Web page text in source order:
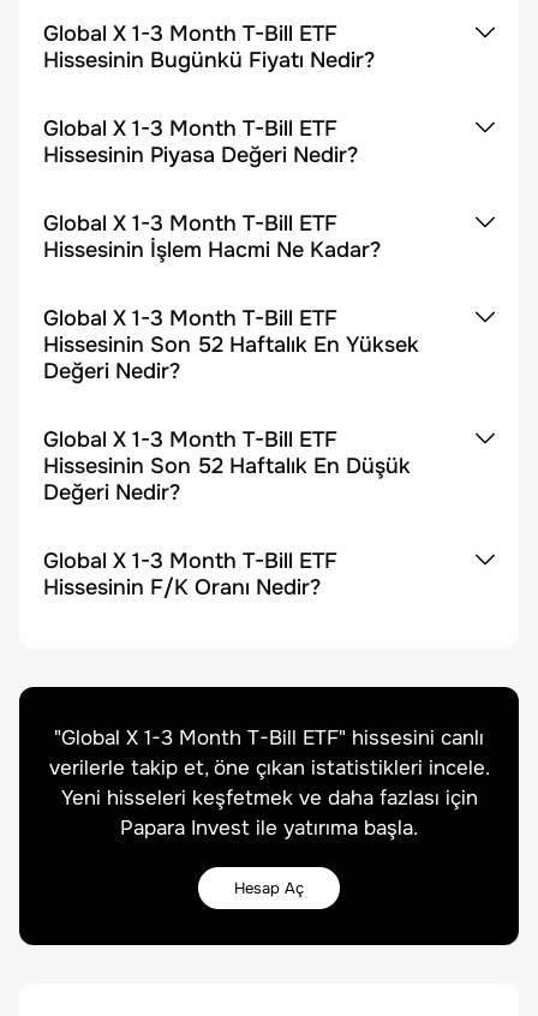
Global X 1-3 Month T-Bill ETF
Hissesinin Bugünkü Fiyatı Nedir?
Global X 1-3 Month T-Bill ETF
Hissesinin Piyasa Değeri Nedir?
Global X 1-3 Month T-Bill ETF
Hissesinin İşlem Hacmi Ne Kadar?
Global X 1-3 Month T-Bill ETF
Hissesinin Son 52 Haftalık En Yüksek
Değeri Nedir?
Global X 1-3 Month T-Bill ETF
Hissesinin Son 52 Haftalık En Düşük
Değeri Nedir?
Global X 1-3 Month T-Bill ETF
Hissesinin F/K Oranı Nedir?
"Global X 1-3 Month T-Bill ETF" hissesini canlı
verilerle takip et, öne çıkan istatistikleri incele.
Yeni hisseleri keşfetmek ve daha fazlası için
Papara Invest ile yatırıma başla.
Hesap Aç